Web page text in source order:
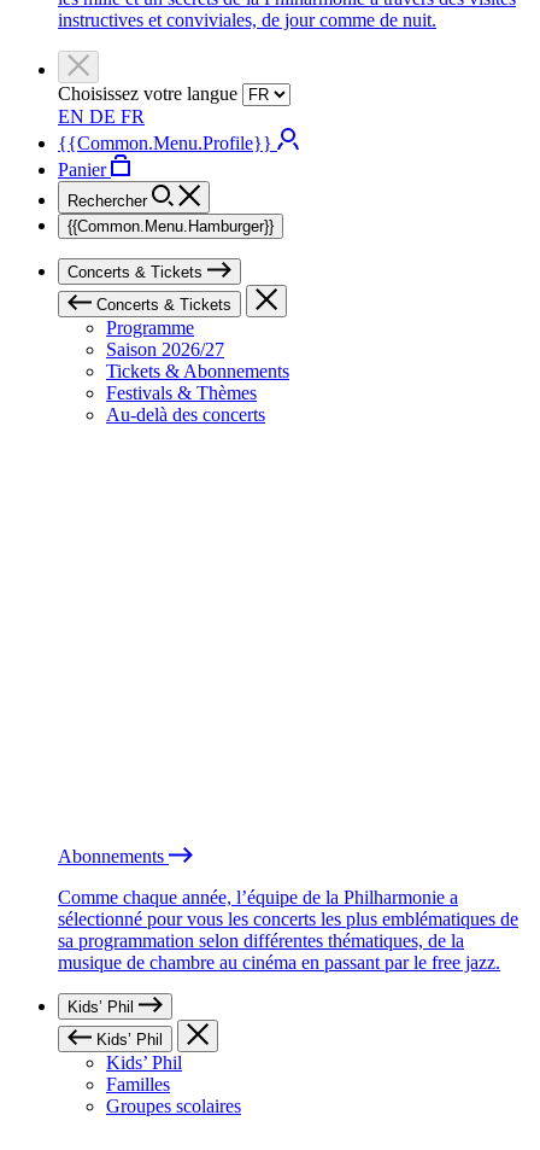
instructives et conviviales, de jour comme de nuit.
Choisissez votre langue
EN DE FR
{{Common.Menu.Profile}}
Panier
Rechercher
{{Common.Menu.Hamburger}}
Concerts & Tickets
Concerts & Tickets
Programme
Saison 2026/27
Tickets & Abonnements
Festivals & Thèmes
Au-delà des concerts
Abonnements
Comme chaque année, l’équipe de la Philharmonie a
sélectionné pour vous les concerts les plus emblématiques de
sa programmation selon différentes thématiques, de la
musique de chambre au cinéma en passant par le free jazz.
Kids’ Phil
Kids’ Phil
Kids’ Phil
Familles
Groupes scolaires